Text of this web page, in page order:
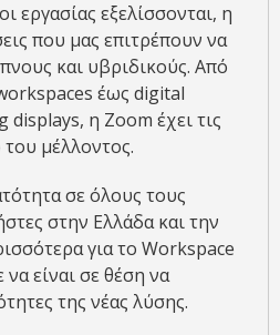
εργασίας εξελίσσονται, η
που μας επιτρέπουν να
και υβριδικούς. Από
έως digital
η Zoom έχει τις
του μέλλοντος.
σε όλους τους
στην Ελλάδα και την
για το Workspace
είναι σε θέση να
της νέας λύσης.